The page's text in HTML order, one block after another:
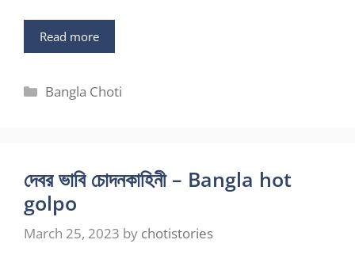
Read more
Categories
Bangla Choti
দেবর ভাবি চোদনকাহিনী – Bangla hot
golpo
March 25, 2023 by chotistories